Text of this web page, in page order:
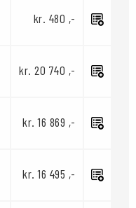
kr. 480 ,-
kr. 20 740 ,-
kr. 16 869 ,-
kr. 16 495 ,-